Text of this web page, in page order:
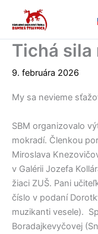
Tichá sila
9. februára 2026
My sa nevieme
SBM organizovalo
mokradí. Členkou
Miroslava
v Galérii Jozefa
žiaci ZUŠ. Pani
číslo v podaní
muzikanti vesele).
Boradajkevyčovej